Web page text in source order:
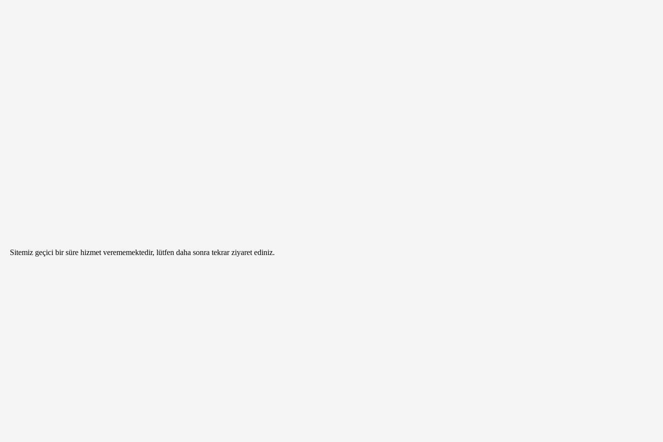
Sitemiz geçici bir süre hizmet verememektedir, lütfen daha sonra tekrar ziyaret ediniz.